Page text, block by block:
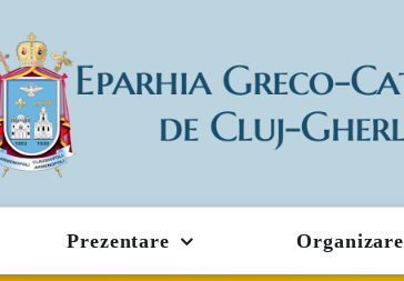
Prezentare Organizare